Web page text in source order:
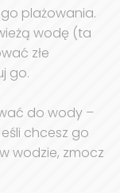
plażowania.
wodę (ta
złe
go.
do wody –
chcesz go
wodzie, zmocz